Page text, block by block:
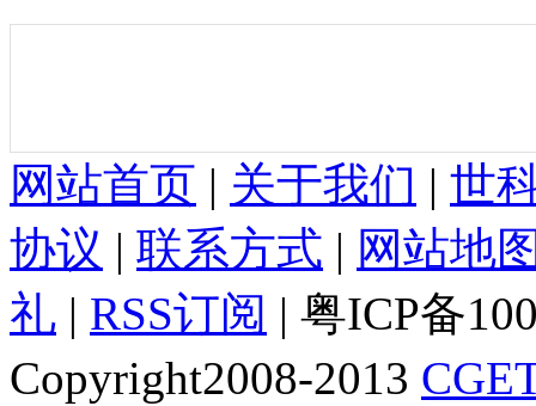
网站首页 | 关于我们 | 世
协议 | 联系方式 | 网站地
礼 | RSS订阅 | 粤ICP备
Copyright2008-2013